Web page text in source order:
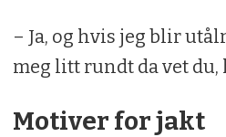
– Ja, og hvis jeg blir
meg litt rundt da vet du,
Motiver for jakt